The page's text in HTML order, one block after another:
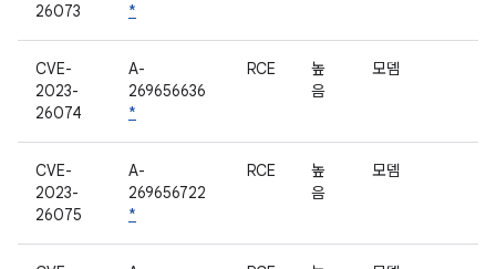
26073
*
CVE-
2023-
26074
A-
269656636
*
RCE
높
음
모뎀
CVE-
2023-
26075
A-
269656722
*
RCE
높
음
모뎀